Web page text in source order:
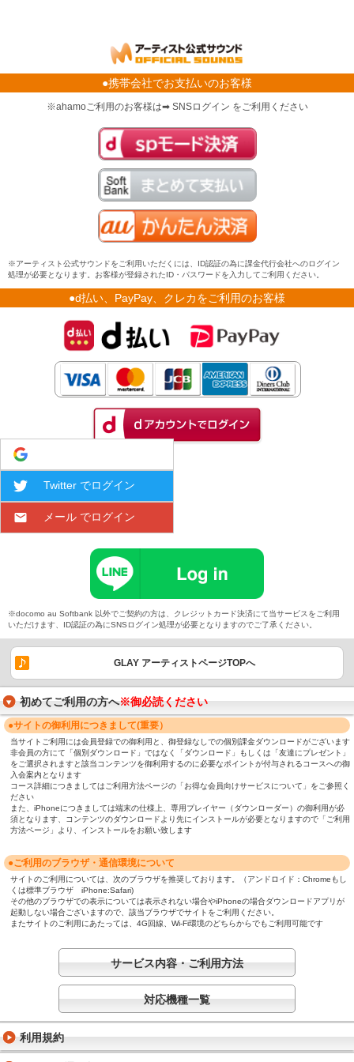
●携帯会社でお支払いのお客様
※ahamoご利用のお客様は➡ SNSログイン をご利用ください
※アーティスト公式サウンドをご利用いただくには、ID認証の為に課金代行会社へのログイン
処理が必要となります。お客様が登録されたID・パスワードを入力してご利用ください。
●d払い、PayPay、クレカをご利用のお客様
Twitter でログイン
メール でログイン
※docomo au Softbank 以外でご契約の方は、クレジットカード決済にて当サービスをご利用
いただけます、ID認証の為にSNSログイン処理が必要となりますのでご了承ください。
GLAY アーティストページTOPへ
初めてご利用の方へ※御必読ください
●サイトの御利用につきまして(重要）
当サイトご利用には会員登録での御利用と、御登録なしでの個別課金ダウンロードがございます
非会員の方にて「個別ダウンロード」ではなく「ダウンロード」もしくは「友達にプレゼント」
をご選択されますと該当コンテンツを御利用するのに必要なポイントが付与されるコースへの御
入会案内となります
コース詳細につきましてはご利用方法ページの「お得な会員向けサービスについて」をご参照く
ださい
また、iPhoneにつきましては端末の仕様上、専用プレイヤー（ダウンローダー）の御利用が必
須となります、コンテンツのダウンロードより先にインストールが必要となりますので「ご利用
方法ページ」より、インストールをお願い致します
●ご利用のブラウザ・通信環境について
サイトのご利用については、次のブラウザを推奨しております。（アンドロイド：Chromeもし
くは標準ブラウザ iPhone:Safari)
その他のブラウザでの表示については表示されない場合やiPhoneの場合ダウンロードアプリが
起動しない場合ございますので、該当ブラウザでサイトをご利用ください。
またサイトのご利用にあたっては、4G回線、Wi-Fi環境のどちらからでもご利用可能です
サービス内容・ご利用方法
対応機種一覧
利用規約